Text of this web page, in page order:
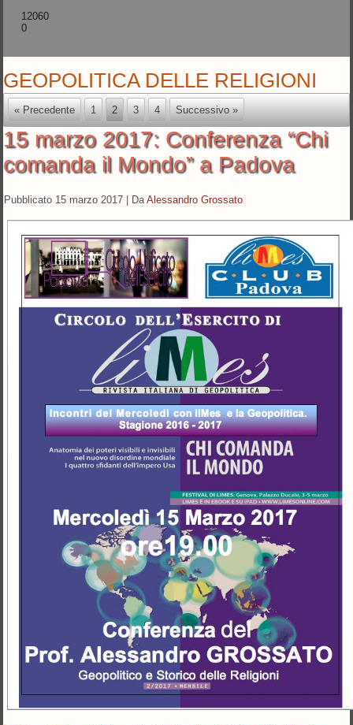
12060
0
GEOPOLITICA DELLE RELIGIONI
« Precedente 1 2 3 4 Successivo »
15 marzo 2017: Conferenza “Chi
comanda il Mondo” a Padova
Pubblicato 15 marzo 2017 Da Alessandro Grossato